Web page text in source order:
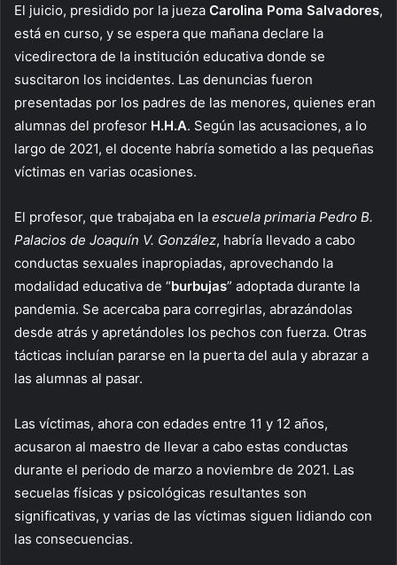
El juicio, presidido por la jueza Carolina Poma Salvadores,
está en curso, y se espera que mañana declare la
vicedirectora de la institución educativa donde se
suscitaron los incidentes. Las denuncias fueron
presentadas por los padres de las menores, quienes eran
alumnas del profesor H.H.A. Según las acusaciones, a lo
largo de 2021, el docente habría sometido a las pequeñas
víctimas en varias ocasiones.
El profesor, que trabajaba en la escuela primaria Pedro B.
Palacios de Joaquín V. González, habría llevado a cabo
conductas sexuales inapropiadas, aprovechando la
modalidad educativa de “burbujas” adoptada durante la
pandemia. Se acercaba para corregirlas, abrazándolas
desde atrás y apretándoles los pechos con fuerza. Otras
tácticas incluían pararse en la puerta del aula y abrazar a
las alumnas al pasar.
Las víctimas, ahora con edades entre 11 y 12 años,
acusaron al maestro de llevar a cabo estas conductas
durante el periodo de marzo a noviembre de 2021. Las
secuelas físicas y psicológicas resultantes son
significativas, y varias de las víctimas siguen lidiando con
las consecuencias.